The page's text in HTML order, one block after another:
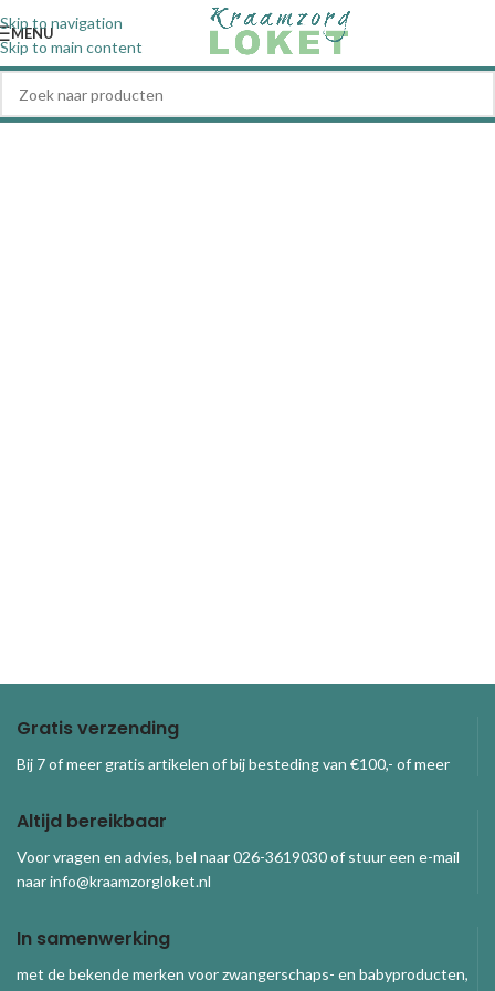
Skip to navigation
Skip to main content
MENU
Gratis verzending
Bij 7 of meer gratis artikelen of bij besteding van €100,- of meer
Altijd bereikbaar
Voor vragen en advies, bel naar 026-3619030 of stuur een e-mail
naar info@kraamzorgloket.nl
In samenwerking
met de bekende merken voor zwangerschaps- en babyproducten,